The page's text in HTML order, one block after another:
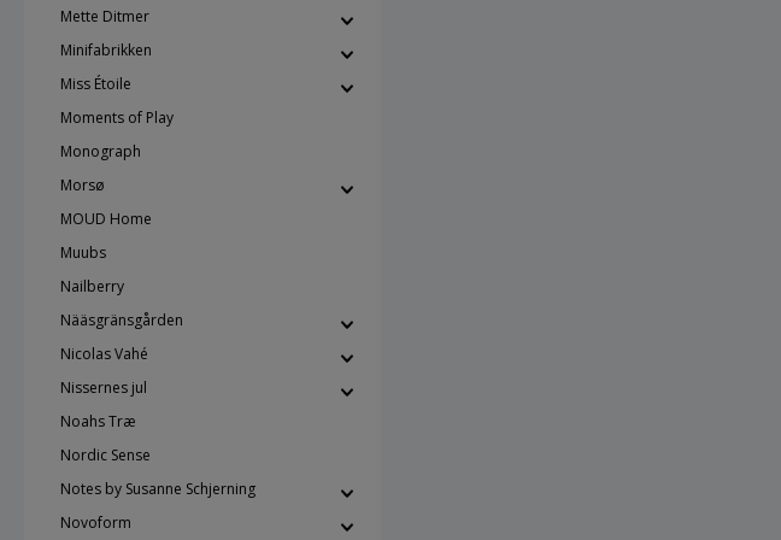
Mette Ditmer
Minifabrikken
Miss Étoile
Moments of Play
Monograph
Morsø
MOUD Home
Muubs
Nailberry
Nääsgränsgården
Nicolas Vahé
Nissernes jul
Noahs Træ
Nordic Sense
Notes by Susanne Schjerning
Novoform